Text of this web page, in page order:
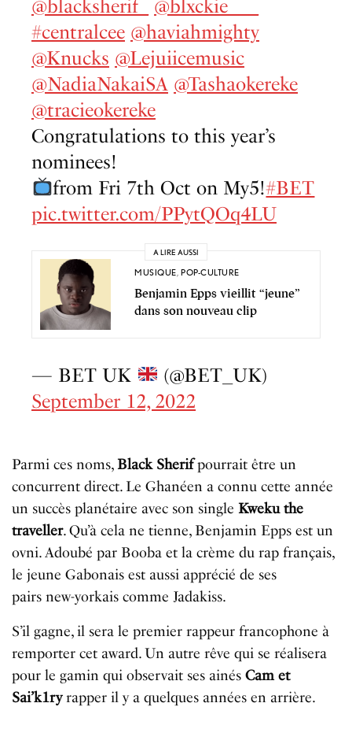
@blacksherif_
@blxckie___
#centralcee @haviahmighty
@Knucks @Lejuiicemusic
@NadiaNakaiSA @Tashaokereke
@tracieokereke
Congratulations to this year’s
nominees!
from Fri 7th Oct on My5!#BET
pic.twitter.com/PPytQOq4LU
A LIRE AUSSI
MUSIQUE, POP-CULTURE
Benjamin Epps vieillit “jeune”
dans son nouveau clip
— BET UK
(@BET_UK)
September 12, 2022
Parmi ces noms, Black Sherif pourrait être un
concurrent direct. Le Ghanéen a connu cette année
un succès planétaire avec son single Kweku the
traveller.Qu’à cela ne tienne, Benjamin Epps est un
ovni.Adoubé par Booba et la crème du rap français,
le jeune Gabonais est aussi apprécié de ses
pairsnew-yorkais comme Jadakiss.
S’il gagne, il sera le premier rappeur francophone à
remporter cet award.Un autre rêve qui se réalisera
pour le gamin qui observait ses ainés Cam et
Sai’k1ry rapper il y a quelques années en arrière.